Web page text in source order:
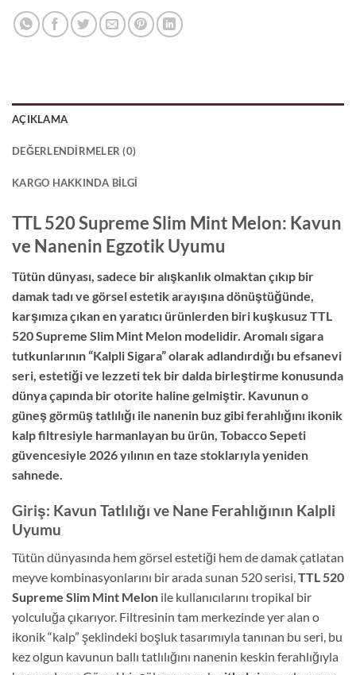
AÇIKLAMA
DEĞERLENDIRMELER (0)
KARGO HAKKINDA BILGI
TTL 520 Supreme Slim Mint Melon: Kavun
ve Nanenin Egzotik Uyumu
Tütün dünyası, sadece bir alışkanlık olmaktan çıkıp bir
damak tadı ve görsel estetik arayışına dönüştüğünde,
karşımıza çıkan en yaratıcı ürünlerden biri kuşkusuz TTL
520 Supreme Slim Mint Melon modelidir. Aromalı sigara
tutkunlarının “Kalpli Sigara” olarak adlandırdığı bu efsanevi
seri, estetiği ve lezzeti tek bir dalda birleştirme konusunda
dünya çapında bir otorite haline gelmiştir. Kavunun o
güneş görmüş tatlılığı ile nanenin buz gibi ferahlığını ikonik
kalp filtresiyle harmanlayan bu ürün, Tobacco Sepeti
güvencesiyle 2026 yılının en taze stoklarıyla yeniden
sahnede.
Giriş: Kavun Tatlılığı ve Nane Ferahlığının Kalpli
Uyumu
Tütün dünyasında hem görsel estetiği hem de damak çatlatan
meyve kombinasyonlarını bir arada sunan 520 serisi, TTL 520
Supreme Slim Mint Melon ile kullanıcılarını tropikal bir
yolculuğa çıkarıyor. Filtresinin tam merkezinde yer alan o
ikonik “kalp” şeklindeki boşluk tasarımıyla tanınan bu seri, bu
kez olgun kavunun ballı tatlılığını nanenin keskin ferahlığıyla